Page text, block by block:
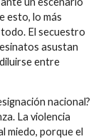
esto, lo más
El secuestro
asustan
entre
nacional?
La violencia
miedo, porque el